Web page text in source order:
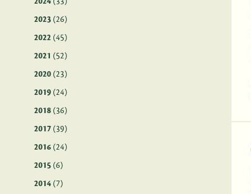
2023 (26)
2022 (45)
2021 (52)
2020 (23)
2019 (24)
2018 (36)
2017 (39)
2016 (24)
2015 (6)
2014 (7)